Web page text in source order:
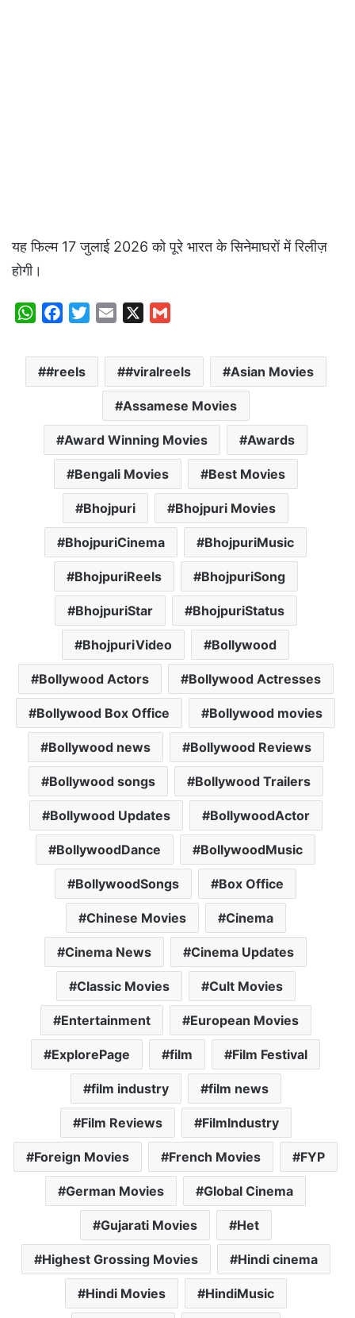
यह फिल्म 17 जुलाई 2026 को पूरे भारत के सिनेमाघरों में रिलीज़
होगी।
W
a
t
c
e
o
k
i
r
a
i
l
a
i
l
#reels #viralreels Asian Movies
Assamese Movies
Award Winning Movies Awards
Bengali Movies Best Movies
Bhojpuri Bhojpuri Movies
BhojpuriCinema BhojpuriMusic
BhojpuriReels BhojpuriSong
BhojpuriStar BhojpuriStatus
BhojpuriVideo Bollywood
Bollywood Actors Bollywood Actresses
Bollywood Box Office Bollywood movies
Bollywood news Bollywood Reviews
Bollywood songs Bollywood Trailers
Bollywood Updates BollywoodActor
BollywoodDance BollywoodMusic
BollywoodSongs Box Office
Chinese Movies Cinema
Cinema News Cinema Updates
Classic Movies Cult Movies
Entertainment European Movies
ExplorePage film Film Festival
film industry film news
Film Reviews FilmIndustry
Foreign Movies French Movies FYP
German Movies Global Cinema
Gujarati Movies Het
Highest Grossing Movies Hindi cinema
Hindi Movies HindiMusic